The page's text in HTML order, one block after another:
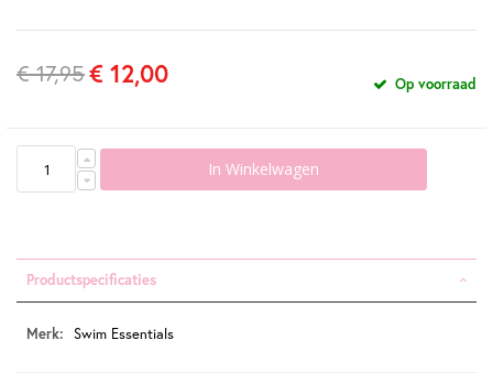
€ 17,95€ 12,00 Op voorraad
In Winkelwagen
Productspecificaties
Productspecificaties
Swim Essentials